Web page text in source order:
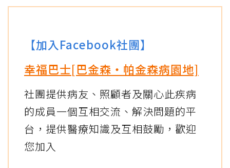
【加入Facebook社團】
幸福巴士[巴金森‧帕金森病園地]
社團提供病友、照顧者及關心此疾病
的成員一個互相交流、解決問題的平
台，提供醫療知識及互相鼓勵，歡迎
您加入